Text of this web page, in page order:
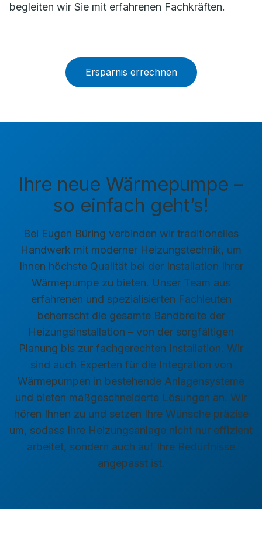
begleiten wir Sie mit erfahrenen Fachkräften.
Ersparnis errechnen
Ihre neue Wärmepumpe –
so einfach geht’s!
Bei Eugen Büring verbinden wir traditionelles
Handwerk mit moderner Heizungstechnik, um
Ihnen höchste Qualität bei der Installation Ihrer
Wärmepumpe zu bieten. Unser Team aus
erfahrenen und spezialisierten Fachleuten
beherrscht die gesamte Bandbreite der
Heizungsinstallation – von der sorgfältigen
Planung bis zur fachgerechten Installation. Wir
sind auch Experten für die Integration von
Wärmepumpen in bestehende Anlagensysteme
und bieten maßgeschneiderte Lösungen an. Wir
hören Ihnen zu und setzen Ihre Wünsche präzise
um, sodass Ihre Heizungsanlage nicht nur effizient
arbeitet, sondern auch auf Ihre Bedürfnisse
angepasst ist.